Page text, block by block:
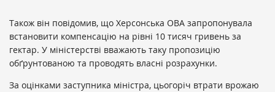
Також він повідомив, що Херсонська ОВА запропонувала
встановити компенсацію на рівні 10 тисяч гривень за
гектар. У міністерстві вважають таку пропозицію
обґрунтованою та проводять власні розрахунки.
За оцінками заступника міністра, цьогоріч втрати врожаю